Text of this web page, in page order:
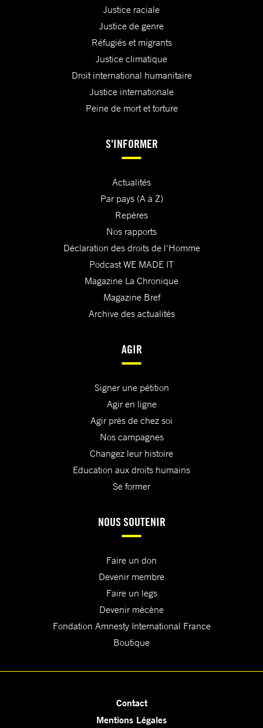
Justice raciale
Justice de genre
Réfugiés et migrants
Justice climatique
Droit international humanitaire
Justice internationale
Peine de mort et torture
S'INFORMER
Actualités
Par pays (A à Z)
Repères
Nos rapports
Déclaration des droits de l'Homme
Podcast WE MADE IT
Magazine La Chronique
Magazine Bref
Archive des actualités
AGIR
Signer une pétition
Agir en ligne
Agir près de chez soi
Nos campagnes
Changez leur histoire
Education aux droits humains
Se former
NOUS SOUTENIR
Faire un don
Devenir membre
Faire un legs
Devenir mécène
Fondation Amnesty International France
Boutique
Contact
Mentions Légales